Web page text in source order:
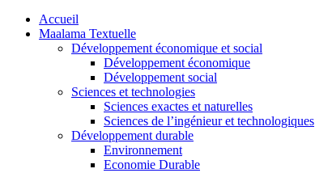
Accueil
Maalama Textuelle
Développement économique et social
Développement économique
Développement social
Sciences et technologies
Sciences exactes et naturelles
Sciences de l’ingénieur et technologiques
Développement durable
Environnement
Economie Durable